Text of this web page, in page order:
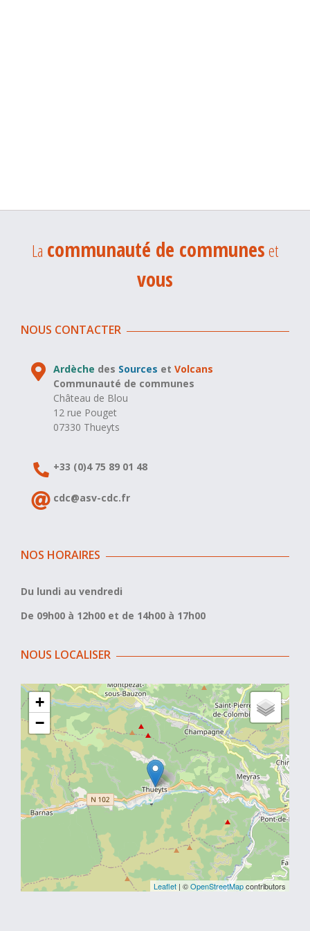
La communauté de communeset
vous
NOUS CONTACTER
Ardèche des Sources etVolcans
Communauté de communes
Château de Blou
12 rue Pouget
07330 Thueyts
+33 (0)4 75 89 01 48
cdc@asv-cdc.fr
NOS HORAIRES
Du lundi au vendredi
De 09h00 à 12h00 et de 14h00 à 17h00
NOUS LOCALISER
+
−
Leaflet | ©OpenStreetMapcontributors